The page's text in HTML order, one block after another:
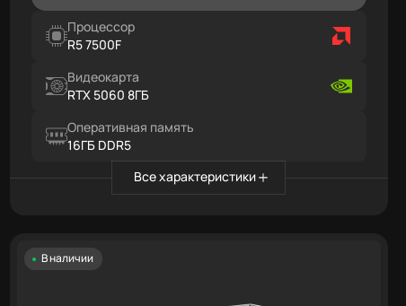
Процессор
R5 7500F
Видеокарта
RTX 5060 8ГБ
Оперативная память
16ГБ DDR5
Все характеристики
В наличии